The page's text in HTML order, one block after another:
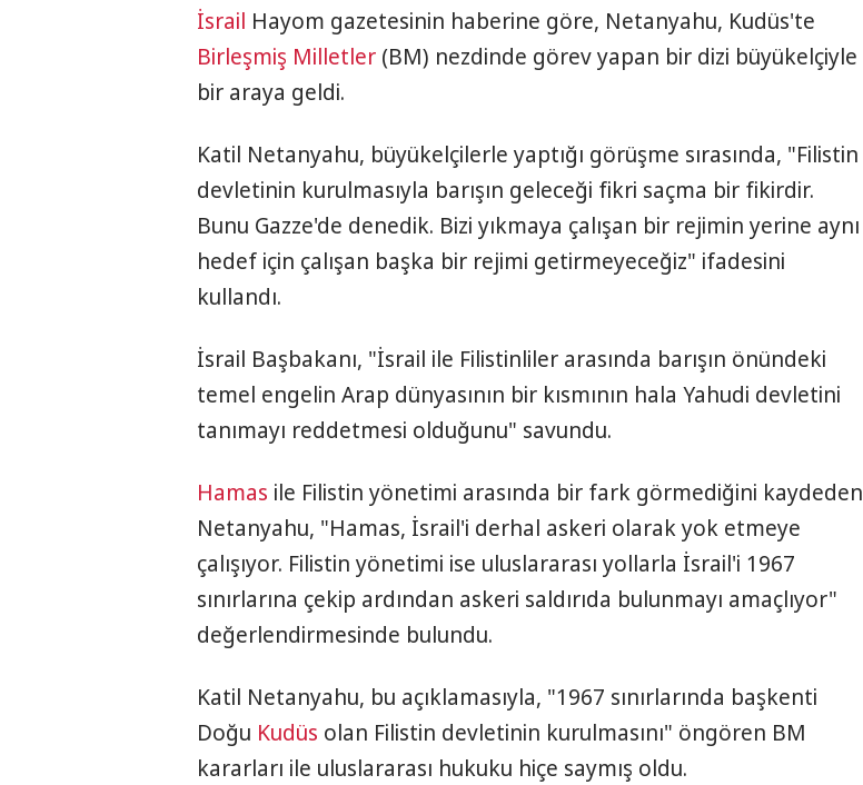
İsrail Hayom gazetesinin haberine göre, Netanyahu, Kudüs'te
Birleşmiş Milletler (BM) nezdinde görev yapan bir dizi büyükelçiyle
bir araya geldi.
Katil Netanyahu, büyükelçilerle yaptığı görüşme sırasında, "Filistin
devletinin kurulmasıyla barışın geleceği fikri saçma bir fikirdir.
Bunu Gazze'de denedik. Bizi yıkmaya çalışan bir rejimin yerine aynı
hedef için çalışan başka bir rejimi getirmeyeceğiz" ifadesini
kullandı.
İsrail Başbakanı, "İsrail ile Filistinliler arasında barışın önündeki
temel engelin Arap dünyasının bir kısmının hala Yahudi devletini
tanımayı reddetmesi olduğunu" savundu.
Hamas ile Filistin yönetimi arasında bir fark görmediğini kaydeden
Netanyahu, "Hamas, İsrail'i derhal askeri olarak yok etmeye
çalışıyor. Filistin yönetimi ise uluslararası yollarla İsrail'i 1967
sınırlarına çekip ardından askeri saldırıda bulunmayı amaçlıyor"
değerlendirmesinde bulundu.
Katil Netanyahu, bu açıklamasıyla, "1967 sınırlarında başkenti
Doğu Kudüs olan Filistin devletinin kurulmasını" öngören BM
kararları ile uluslararası hukuku hiçe saymış oldu.